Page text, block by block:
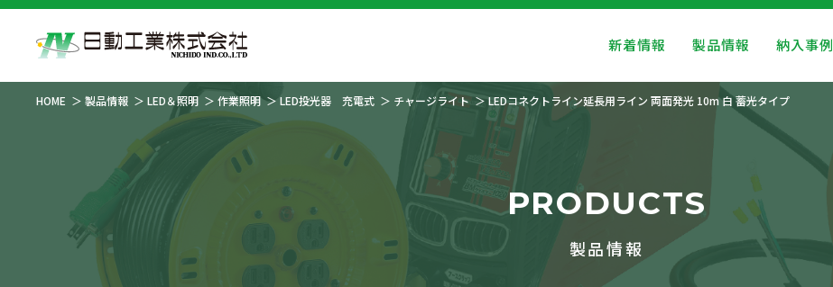
新着情報 製品情報 納入事例
HOME 製品情報 LED＆照明 作業照明 LED投光器 充電式 チャージライト LEDコネクトライン延長用ライン 両面発光 10m 白 蓄光タイプ
PRODUCTS
製品情報